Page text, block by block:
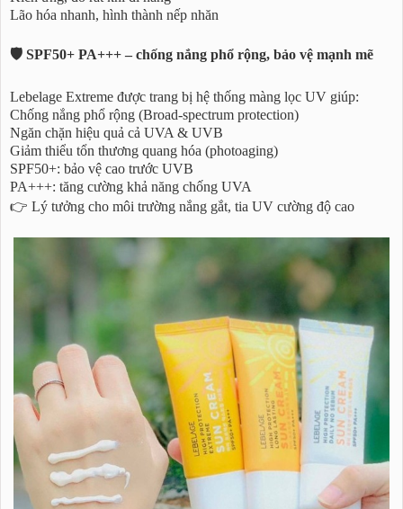
Lão hóa nhanh, hình thành nếp nhăn
🛡️ SPF50+ PA+++ – chống nắng phổ rộng, bảo vệ mạnh mẽ
Lebelage Extreme được trang bị hệ thống màng lọc UV giúp:
Chống nắng phổ rộng (Broad-spectrum protection)
Ngăn chặn hiệu quả cả UVA & UVB
Giảm thiểu tổn thương quang hóa (photoaging)
SPF50+: bảo vệ cao trước UVB
PA+++: tăng cường khả năng chống UVA
👉 Lý tưởng cho môi trường nắng gắt, tia UV cường độ cao